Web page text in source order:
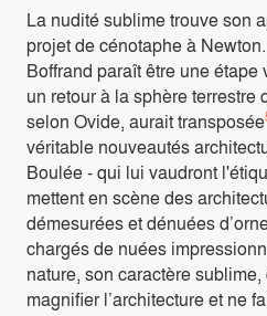
La nudité sublime trouve son
projet de cénotaphe à
Boffrand paraît être une
un retour à la sphère terrestre
selon Ovide, aurait transposée
véritable nouveautés
Boulée - qui lui vaudront
mettent en scène des
démesurées et dénuées
chargés de nuées
nature, son caractère
magnifier l’architecture et ne